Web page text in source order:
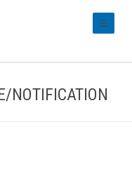
NOTIFICATION